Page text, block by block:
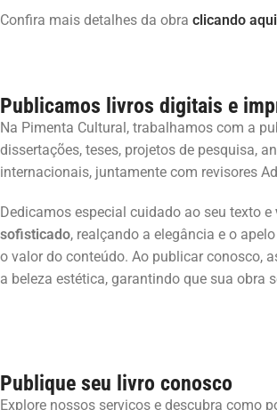
Confira mais detalhes da obra clicando aqui
Publicamos livros digitais e
Na Pimenta Cultural, trabalhamos com a
dissertações, teses, projetos de pesquisa,
internacionais, juntamente com revisores
Dedicamos especial cuidado ao seu texto e
sofisticado, realçando a elegância e o
o valor do conteúdo. Ao publicar conosco,
a beleza estética, garantindo que sua obra
Publique seu livro conosco
Explore nossos serviços e descubra como